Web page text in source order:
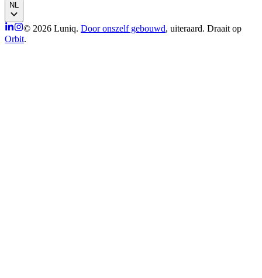
NL
© 2026 Luniq. Door onszelf gebouwd, uiteraard. Draait op
Orbit.